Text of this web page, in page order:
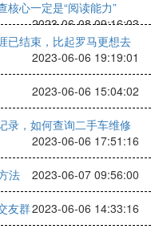
核心一定是“阅读能力”
2023-06-08 09:16:03
已结束，比起罗马更想去
2023-06-06 19:19:01
2023-06-06 15:04:02
录，如何查询二手车维修
2023-06-06 17:51:16
法 2023-06-07 09:56:00
友群2023-06-06 14:33:16